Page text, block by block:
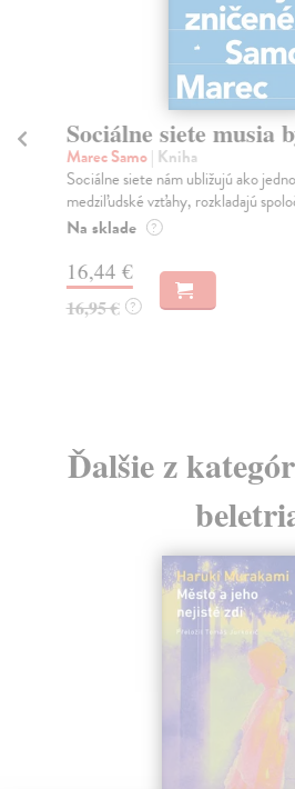
Sociálne siete musia
Marec Samo| Kniha
Sociálne siete nám ubližujú ako
medziľudské vzťahy, rozkladajú
Na sklade ?
16,44 €
16,95 € ?
Ďalšie z